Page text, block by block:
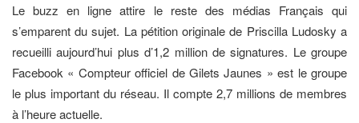
Le buzz en ligne attire le reste des médias Français qui
s’emparent du sujet. La pétition originale de Priscilla Ludosky a
recueilli aujourd’hui plus d’1,2 million de signatures. Le groupe
Facebook « Compteur officiel de Gilets Jaunes » est le groupe
le plus important du réseau. Il compte 2,7 millions de membres
à l’heure actuelle.